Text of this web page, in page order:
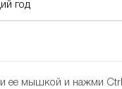
год
ее мышкой и нажми